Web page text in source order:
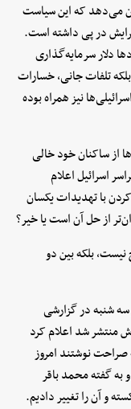
می‌دهد که این سیاست
در پی داشته است.
دلار سرمایه‌گذاری
تلفات جانی، خسارات
نیز همراه بوده
از ساکنان خود خالی
اسرائیل اعلام
با تهدیدات یکسان
از حل آن است یا خیر؟
بلکه بین دو
سه شنبه در گزارشی
منتشر شد اعلام کرد
صراحت نوشتند امروز
به گفته محمد باقر
و آن را تغییر دادیم.